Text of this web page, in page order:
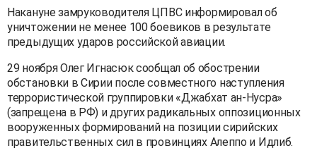
Накануне замруководителя ЦПВС информировал об
уничтожении не менее 100 боевиков в результате
предыдущих ударов российской авиации.
29 ноября Олег Игнасюк сообщал об обострении
обстановки в Сирии после совместного наступления
террористической группировки «Джабхат ан-Нусра»
(запрещена в РФ) и других радикальных оппозиционных
вооруженных формирований на позиции сирийских
правительственных сил в провинциях Алеппо и Идлиб.